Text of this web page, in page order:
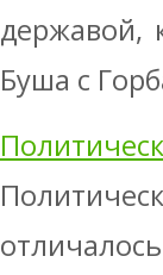
державой,
Буша с